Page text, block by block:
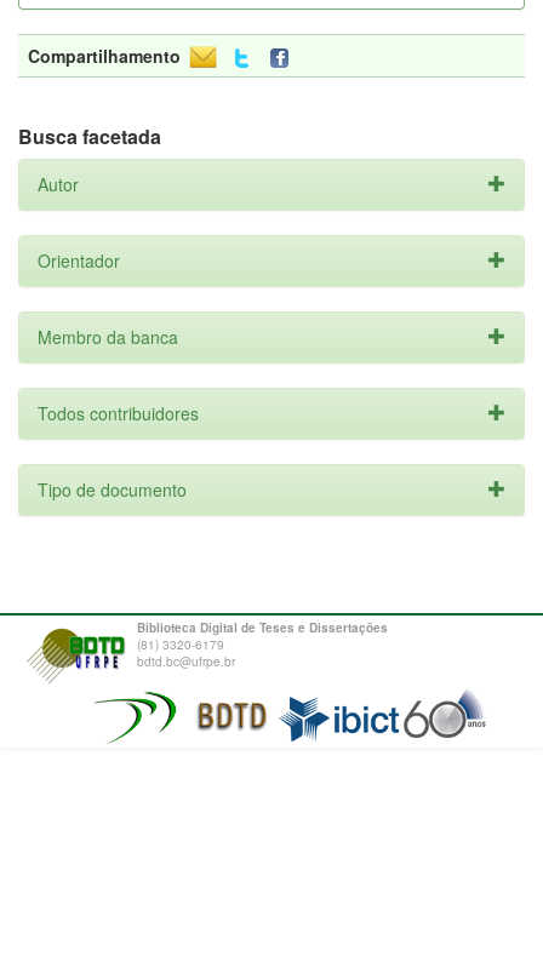
Compartilhamento
Busca facetada
Autor
Orientador
Membro da banca
Todos contribuidores
Tipo de documento
Biblioteca Digital de Teses e Dissertações
(81) 3320-6179
bdtd.bc@ufrpe.br